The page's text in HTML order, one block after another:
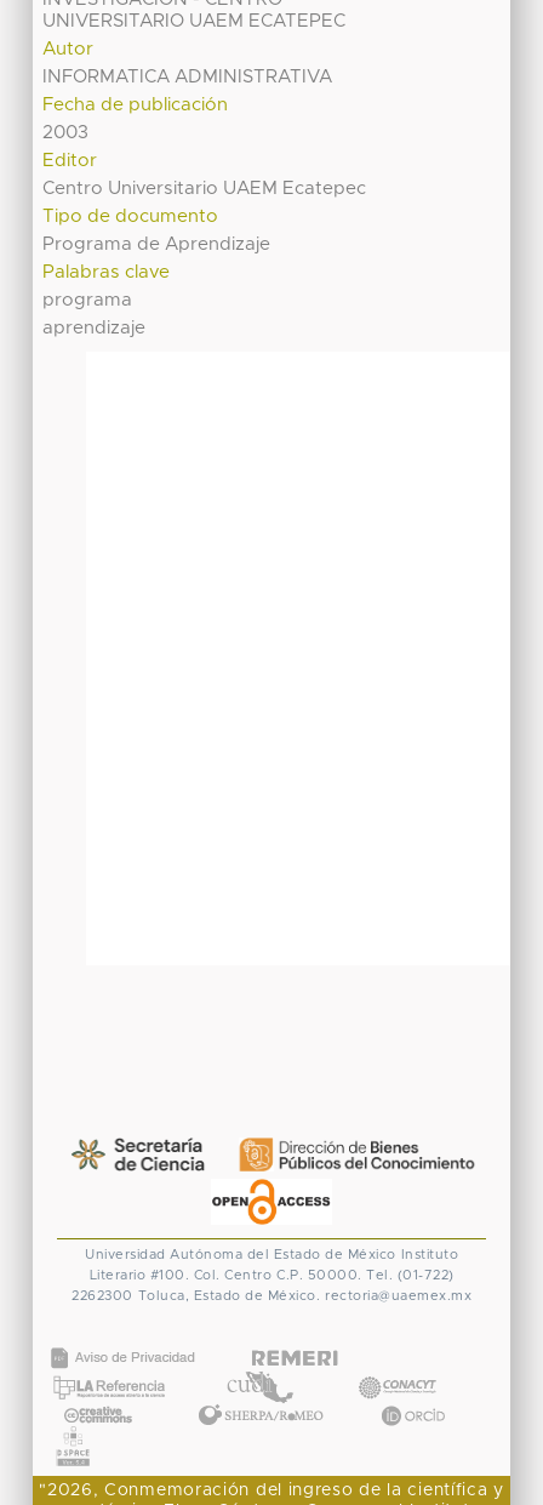
UNIVERSITARIO UAEM ECATEPEC
Autor
INFORMATICA ADMINISTRATIVA
Fecha de publicación
2003
Editor
Centro Universitario UAEM Ecatepec
Tipo de documento
Programa de Aprendizaje
Palabras clave
programa
aprendizaje
Universidad Autónoma del Estado de México
Instituto
Literario #100. Col. Centro C.P. 50000. Tel. (01-722)
2262300 Toluca, Estado de México. rectoria@uaemex.mx
"2026, Conmemoración del ingreso de la científica y